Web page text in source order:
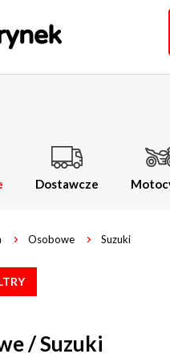
Dostawcze
Osobowe Suzuki
/ Suzuki